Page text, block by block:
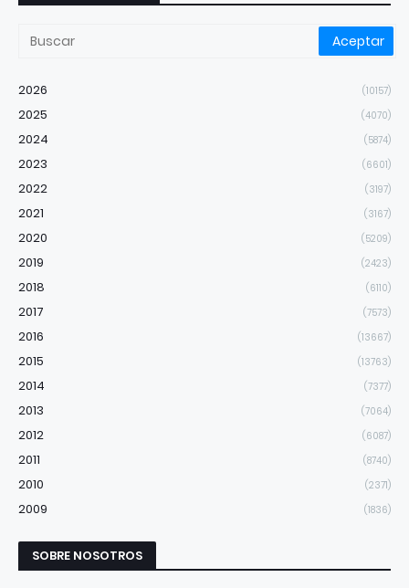
2026 (10157)
2025 (4070)
2024 (5874)
2023 (6601)
2022 (3197)
2021 (3167)
2020 (5209)
2019 (2423)
2018 (6110)
2017 (7573)
2016 (13667)
2015 (13763)
2014 (7377)
2013 (7064)
2012 (6087)
2011 (8740)
2010 (2371)
2009 (1836)
SOBRE NOSOTROS